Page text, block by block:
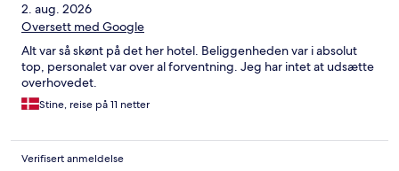
2. aug. 2026
Oversett med Google
Alt var så skønt på det her hotel. Beliggenheden var i absolut
top, personalet var over al forventning. Jeg har intet at udsætte
overhovedet.
Stine, reise på 11 netter
Verifisert anmeldelse